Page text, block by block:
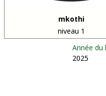
mkothi
niveau 1
Année du
2025